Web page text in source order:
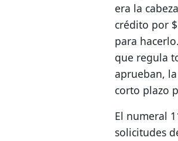
era la
crédito por
para
que regula
aprueban,
corto plazo
El numeral
solicitudes